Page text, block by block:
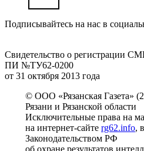
Подписывайтесь на нас в
Свидетельство о регистрации
ПИ №ТУ62-0200
от 31 октября 2013 года
© ООО «Рязанская Газета»
Рязани и Рязанской области
Исключительные права на
на интернет-сайте rg62.info,
Законодательством РФ